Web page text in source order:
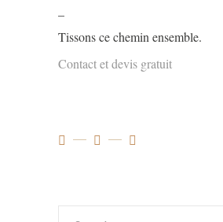
Tissons ce chemin ensemble.
Contact et devis gratuit
Search